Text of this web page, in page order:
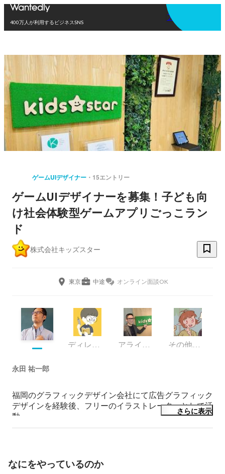
400万人が利用するビジネスSNS
アプリを使う
ゲームUIデザイナー 15エントリー
ゲームUIデザイナーを募集！子ども向
け社会体験型ゲームアプリごっこラン
ド
株式会社キッズスター
東京 中途 オンライン面談OK
ディレクター アライアンスチーム その他デザイナー
永田 祐一郎
福岡のグラフィックデザイン会社にて広告グラフィック
デザインを経験後、フリーのイラストレーターとして活
動。
30歳にを迎えるタイミングでフランス・パリへ1年間移
内で左方向にスクロールして読む自称「シネマンガ」の
スタイルで何本かマンガを描く。
さらに表示
なにをやっているのか